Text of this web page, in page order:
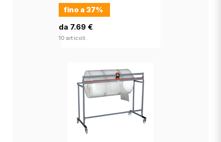
fino a 37%
da 7.69 €
10 articoli.